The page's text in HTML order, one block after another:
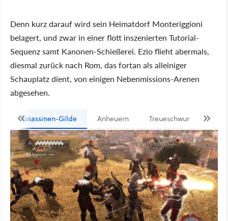
Denn kurz darauf wird sein Heimatdorf Monteriggioni
belagert, und zwar in einer flott inszenierten Tutorial-
Sequenz samt Kanonen-Schießerei. Ezio flieht abermals,
diesmal zurück nach Rom, das fortan als alleiniger
Schauplatz dient, von einigen Nebenmissions-Arenen
abgesehen.
Assassinen-Gilde Anheuern Treueschwur